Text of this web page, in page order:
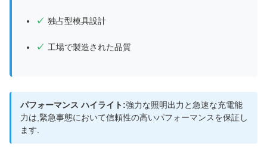
独占型模具設計
工場で製造された品質
パフォーマンス ハイライト:強力な照明出力と急速な充電能
力は,緊急事態において信頼性の高いパフォーマンスを保証し
ます.